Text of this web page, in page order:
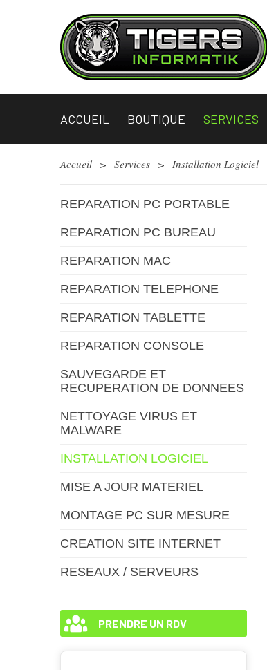
ACCUEIL BOUTIQUE SERVICES
Accueil > Services > Installation Logiciel
REPARATION PC PORTABLE
REPARATION PC BUREAU
REPARATION MAC
REPARATION TELEPHONE
REPARATION TABLETTE
REPARATION CONSOLE
SAUVEGARDE ET
RECUPERATION DE DONNEES
NETTOYAGE VIRUS ET
MALWARE
INSTALLATION LOGICIEL
MISE A JOUR MATERIEL
MONTAGE PC SUR MESURE
CREATION SITE INTERNET
RESEAUX / SERVEURS
PRENDRE UN RDV